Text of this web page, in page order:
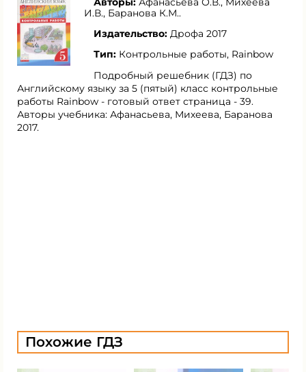
И.В., Баранова К.М..
Издательство: Дрофа 2017
Тип: Контрольные работы, Rainbow
Подробный решебник (ГДЗ) по
Английскому языку за 5 (пятый) класс контрольные
работы Rainbow - готовый ответ страница - 39.
Авторы учебника: Афанасьева, Михеева, Баранова
2017.
Похожие ГДЗ